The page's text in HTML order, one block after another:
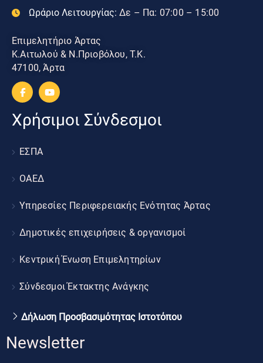
Ωράριο Λειτουργίας: Δε – Πα: 07:00 – 15:00
Επιμελητήριο Άρτας
Κ.Αιτωλού & Ν.Πριοβόλου, Τ.Κ.
47100, Άρτα
Χρήσιμοι Σύνδεσμοι
ΕΣΠΑ
ΟΑΕΔ
Υπηρεσίες Περιφερειακής Ενότητας Άρτας
Δημοτικές επιχειρήσεις & οργανισμοί
Κεντρική Ένωση Επιμελητηρίων
Σύνδεσμοι Έκτακτης Ανάγκης
Δήλωση Προσβασιμότητας Ιστοτόπου
Newsletter